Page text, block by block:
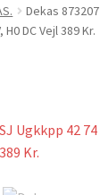
Dekas
DC Vejl 389 Kr.